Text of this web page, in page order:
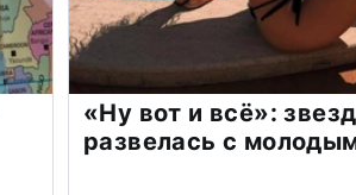
«Ну вот и всё»:
развелась с